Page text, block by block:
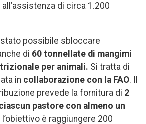
di circa 1.200
possibile sbloccare
di 60 tonnellate di mangimi
per animali. Si tratta di
in collaborazione con la FAO. Il
prevede la fornitura di 2
pastore con almeno un
l’obiettivo è raggiungere 200